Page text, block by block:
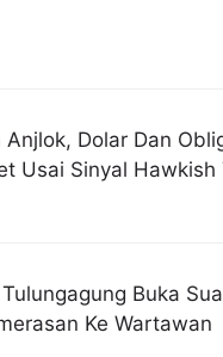
Anjlok, Dolar Dan
Usai Sinyal Hawkish
Buka
Ke Wartawan